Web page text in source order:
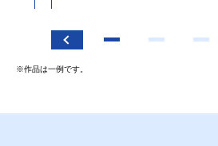
※作品は一例です。